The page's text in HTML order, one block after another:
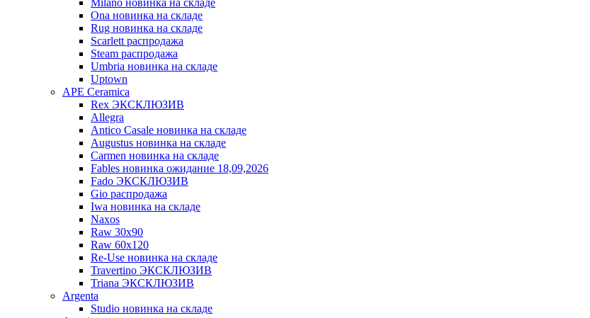
Milano новинка на складе
Ona новинка на складе
Rug новинка на складе
Scarlett распродажа
Steam распродажа
Umbria новинка на складе
Uptown
APE Ceramica
Rex ЭКСКЛЮЗИВ
Allegra
Antico Casale новинка на складе
Augustus новинка на складе
Carmen новинка на складе
Fables новинка ожидание 18,09,2026
Fado ЭКСКЛЮЗИВ
Gio распродажа
Iwa новинка на складе
Naxos
Raw 30x90
Raw 60х120
Re-Use новинка на складе
Travertino ЭКСКЛЮЗИВ
Triana ЭКСКЛЮЗИВ
Argenta
Studio новинка на складе